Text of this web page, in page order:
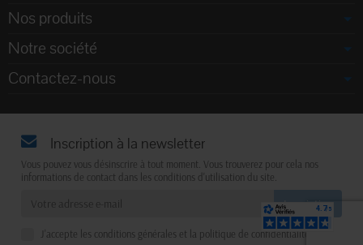
Nos produits
Notre société
Contactez-nous
Inscription à la newsletter
Vous pouvez vous désinscrire à tout moment. Vous trouverez pour cela nos
informations de contact dans les conditions d'utilisation du site.
J'accepte les conditions générales et la politique de confidentialité